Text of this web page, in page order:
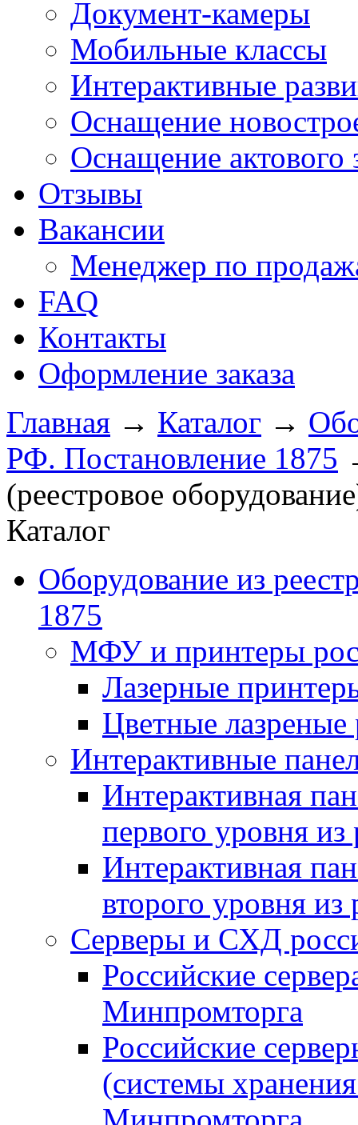
Документ-камеры
Мобильные классы
Интерактивные
Оснащение
Оснащение актового
Отзывы
Вакансии
Менеджер по
FAQ
Контакты
Оформление заказа
Главная → Каталог →
РФ. Постановление 1875
(реестровое
Каталог
Оборудование из
1875
МФУ и принтеры
Лазерные
Цветные
Интерактивные
Интерактивная
первого уровня
Интерактивная
второго уровня
Серверы и СХД
Российские
Минпромторга
Российские
(системы